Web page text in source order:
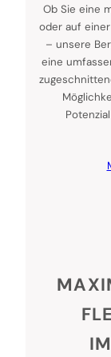
Ob Sie eine
oder auf
– unsere
eine